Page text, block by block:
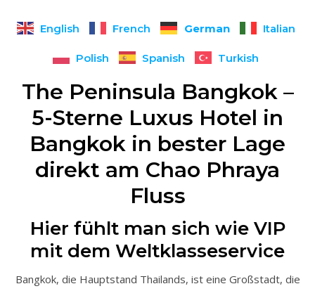
English French German Italian
Polish Spanish Turkish
The Peninsula Bangkok –
5-Sterne Luxus Hotel in
Bangkok in bester Lage
direkt am Chao Phraya
Fluss
Hier fühlt man sich wie VIP
mit dem Weltklasseservice
Bangkok, die Hauptstand Thailands, ist eine Großstadt, die